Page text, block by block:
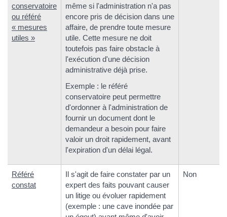
conservatoire
ou référé
« mesures
utiles »
même si l'administration n'a pas
encore pris de décision dans une
affaire, de prendre toute mesure
utile. Cette mesure ne doit
toutefois pas faire obstacle à
l'exécution d'une décision
administrative déjà prise.
Exemple : le référé
conservatoire peut permettre
d'ordonner à l'administration de
fournir un document dont le
demandeur a besoin pour faire
valoir un droit rapidement, avant
l'expiration d'un délai légal.
Référé
constat
Il s'agit de faire constater par un
expert des faits pouvant causer
un litige ou évoluer rapidement
(exemple : une cave inondée par
Non